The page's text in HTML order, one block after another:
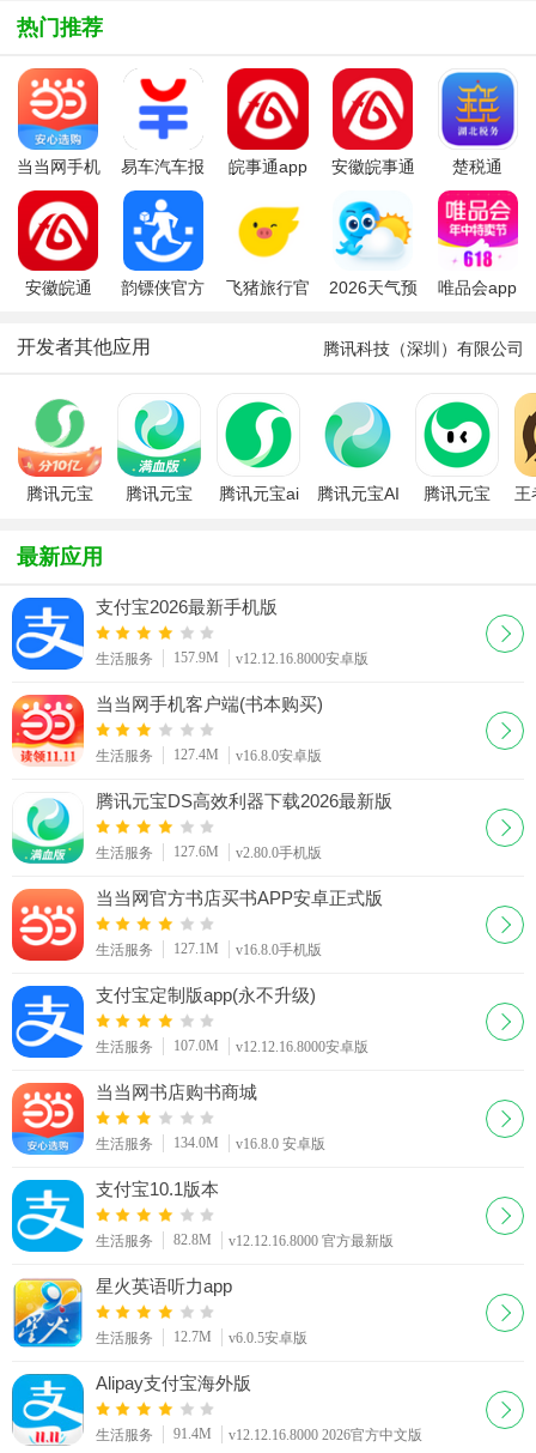
版
热门推荐
当当网手机
版
易车汽车报
价(易车网)
皖事通app
新版本
安徽皖事通
楚税通
app(电子税.
务局app)最
新版
安徽皖通
官方正版
韵镖侠官方
飞猪旅行官
2026天气预
唯品会app
开发者其他应用 腾讯科技（深圳）有限公司
腾讯元宝
腾讯元宝
腾讯元宝ai
腾讯元宝AI
腾讯元宝
王
最新应用
支付宝2026最新手机版
生活服务 157.9M v12.12.16.8000安卓版
当当网手机客户端(书本购买)
生活服务 127.4M v16.8.0安卓版
腾讯元宝DS高效利器下载2026最新版
生活服务 127.6M v2.80.0手机版
当当网官方书店买书APP安卓正式版
生活服务 127.1M v16.8.0手机版
支付宝定制版app(永不升级)
生活服务 107.0M v12.12.16.8000安卓版
当当网书店购书商城
生活服务 134.0M v16.8.0 安卓版
支付宝10.1版本
生活服务 82.8M v12.12.16.8000 官方最新版
星火英语听力app
生活服务 12.7M v6.0.5安卓版
Alipay支付宝海外版
生活服务 91.4M v12.12.16.8000 2026官方中文版